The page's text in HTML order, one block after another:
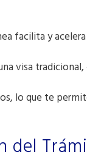
facilita y
visa tradicional,
lo que te
del